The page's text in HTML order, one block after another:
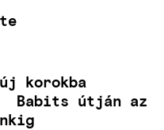
korokba
Babits útján az